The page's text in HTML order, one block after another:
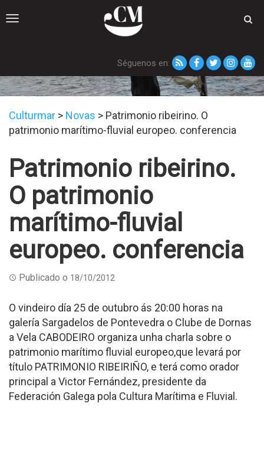
Toggle
Séguenos en:
Novas
Culturmar > Novas > Patrimonio ribeirino. O
patrimonio marítimo-fluvial europeo. conferencia
Patrimonio ribeirino.
O patrimonio
marítimo-fluvial
europeo. conferencia
Publicado o 18/10/2012
O vindeiro día 25 de outubro ás 20:00 horas na
galería Sargadelos de Pontevedra o Clube de Dornas
a Vela CABODEIRO organiza unha charla sobre o
patrimonio marítimo fluvial europeo,que levará por
título PATRIMONIO RIBEIRIÑO, e terá como orador
principal a Victor Fernández, presidente da
Federación Galega pola Cultura Marítima e Fluvial.